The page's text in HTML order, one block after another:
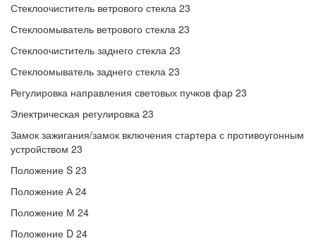
Стеклоочиститель ветрового стекла 23
Стеклоомыватель ветрового стекла 23
Стеклоочиститель заднего стекла 23
Стеклоомыватель заднего стекла 23
Регулировка направления световых пучков фар 23
Электрическая регулировка 23
Замок зажигания/замок включения стартера с противоугонным
устройством 23
Положение S 23
Положение А 24
Положение М 24
Положение D 24